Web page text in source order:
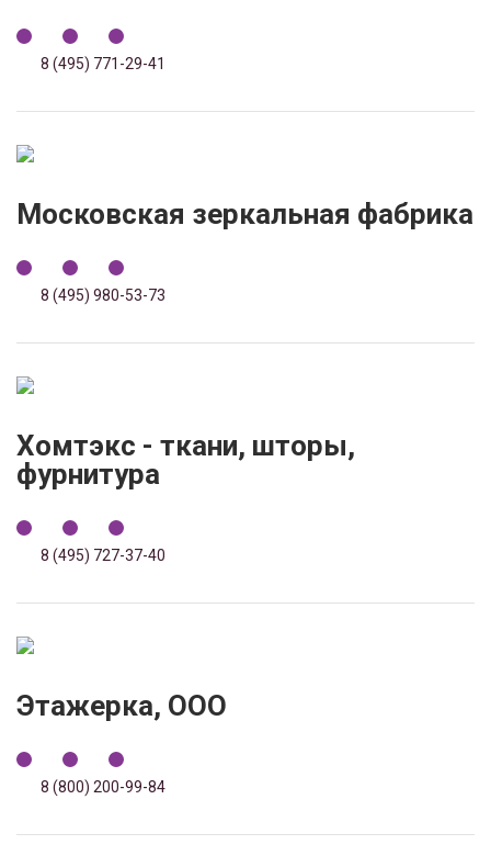
8 (495) 771-29-41
Московская зеркальная фабрика
8 (495) 980-53-73
Хомтэкс - ткани, шторы,
фурнитура
8 (495) 727-37-40
Этажерка, ООО
8 (800) 200-99-84